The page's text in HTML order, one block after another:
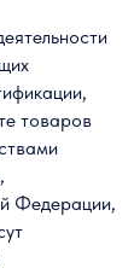
товаров
Федерации,